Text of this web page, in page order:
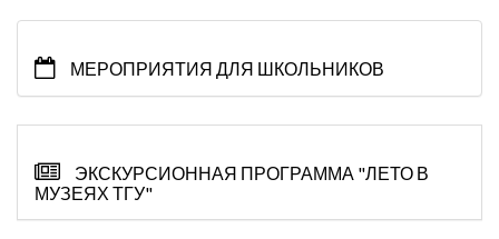
МЕРОПРИЯТИЯ ДЛЯ ШКОЛЬНИКОВ
ЭКСКУРСИОННАЯ ПРОГРАММА "ЛЕТО В
МУЗЕЯХ ТГУ"